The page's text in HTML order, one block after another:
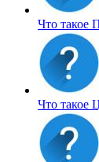
Что такое
Что такое